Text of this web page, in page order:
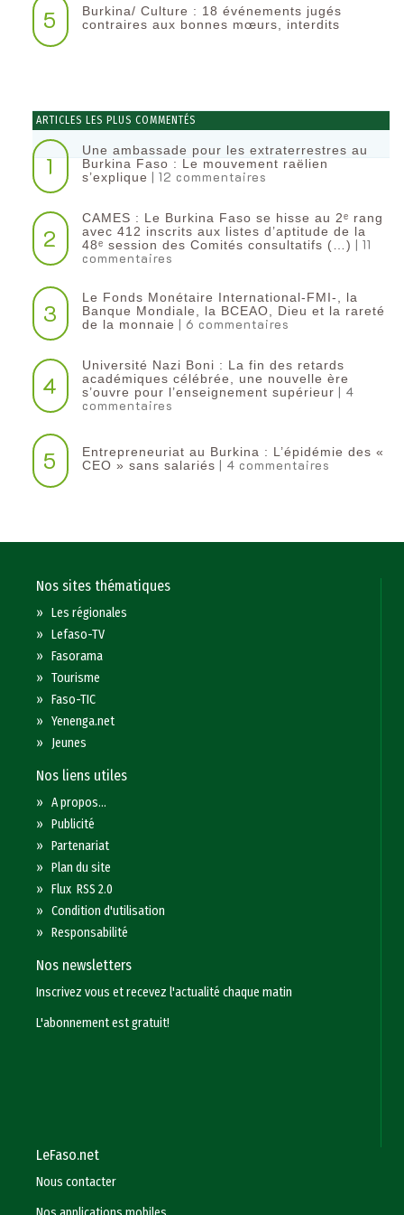
5
Burkina/ Culture : 18 événements jugés
contraires aux bonnes mœurs, interdits
ARTICLES LES PLUS COMMENTÉS
1
Une ambassade pour les extraterrestres au
Burkina Faso : Le mouvement raëlien
s’explique | 12 commentaires
2
CAMES : Le Burkina Faso se hisse au 2ᵉ rang
avec 412 inscrits aux listes d’aptitude de la
48ᵉ session des Comités consultatifs (…) | 11
commentaires
3
Le Fonds Monétaire International-FMI-, la
Banque Mondiale, la BCEAO, Dieu et la rareté
de la monnaie | 6 commentaires
4
Université Nazi Boni : La fin des retards
académiques célébrée, une nouvelle ère
s’ouvre pour l’enseignement supérieur | 4
commentaires
5
Entrepreneuriat au Burkina : L’épidémie des «
CEO » sans salariés | 4 commentaires
Nos sites thématiques
»Les régionales
»Lefaso-TV
»Fasorama
»Tourisme
»Faso-TIC
»Yenenga.net
» Jeunes
Nos liens utiles
»A propos...
»Publicité
»Partenariat
»Plan du site
»Flux RSS 2.0
»Condition d'utilisation
»Responsabilité
Nos newsletters
Inscrivez vous et recevez l'actualité chaque matin
L'abonnement est gratuit!
LeFaso.net
Nous contacter